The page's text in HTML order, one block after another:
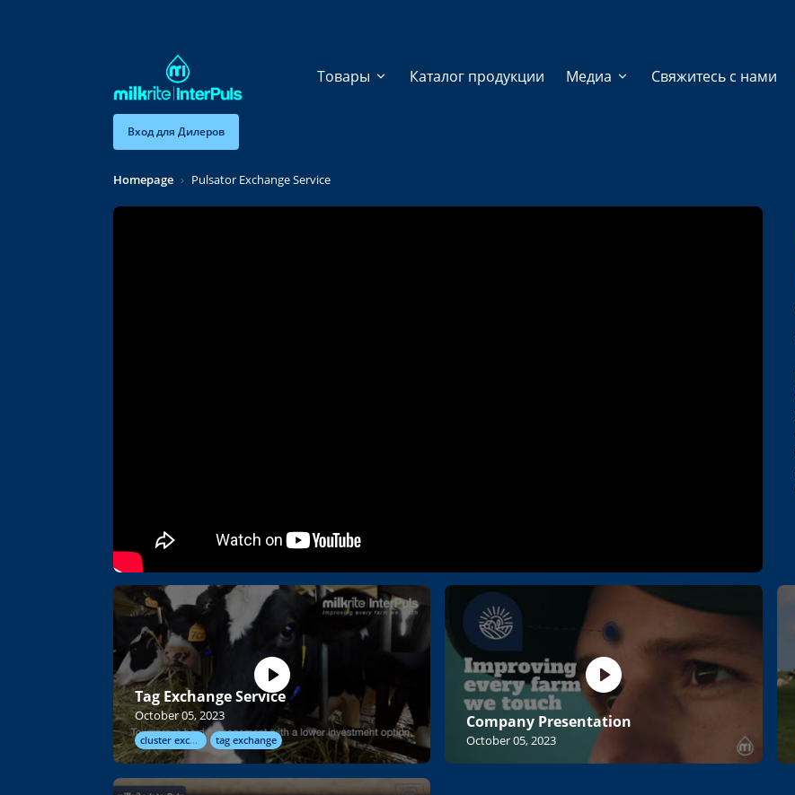
Товары Каталог продукции Медиа Cвяжитесь с нами
Вход для Дилеров
Homepage Pulsator Exchange Service
Tag Exchange Service
October 05, 2023
cluster exchange tag exchange
Company Presentation
October 05, 2023